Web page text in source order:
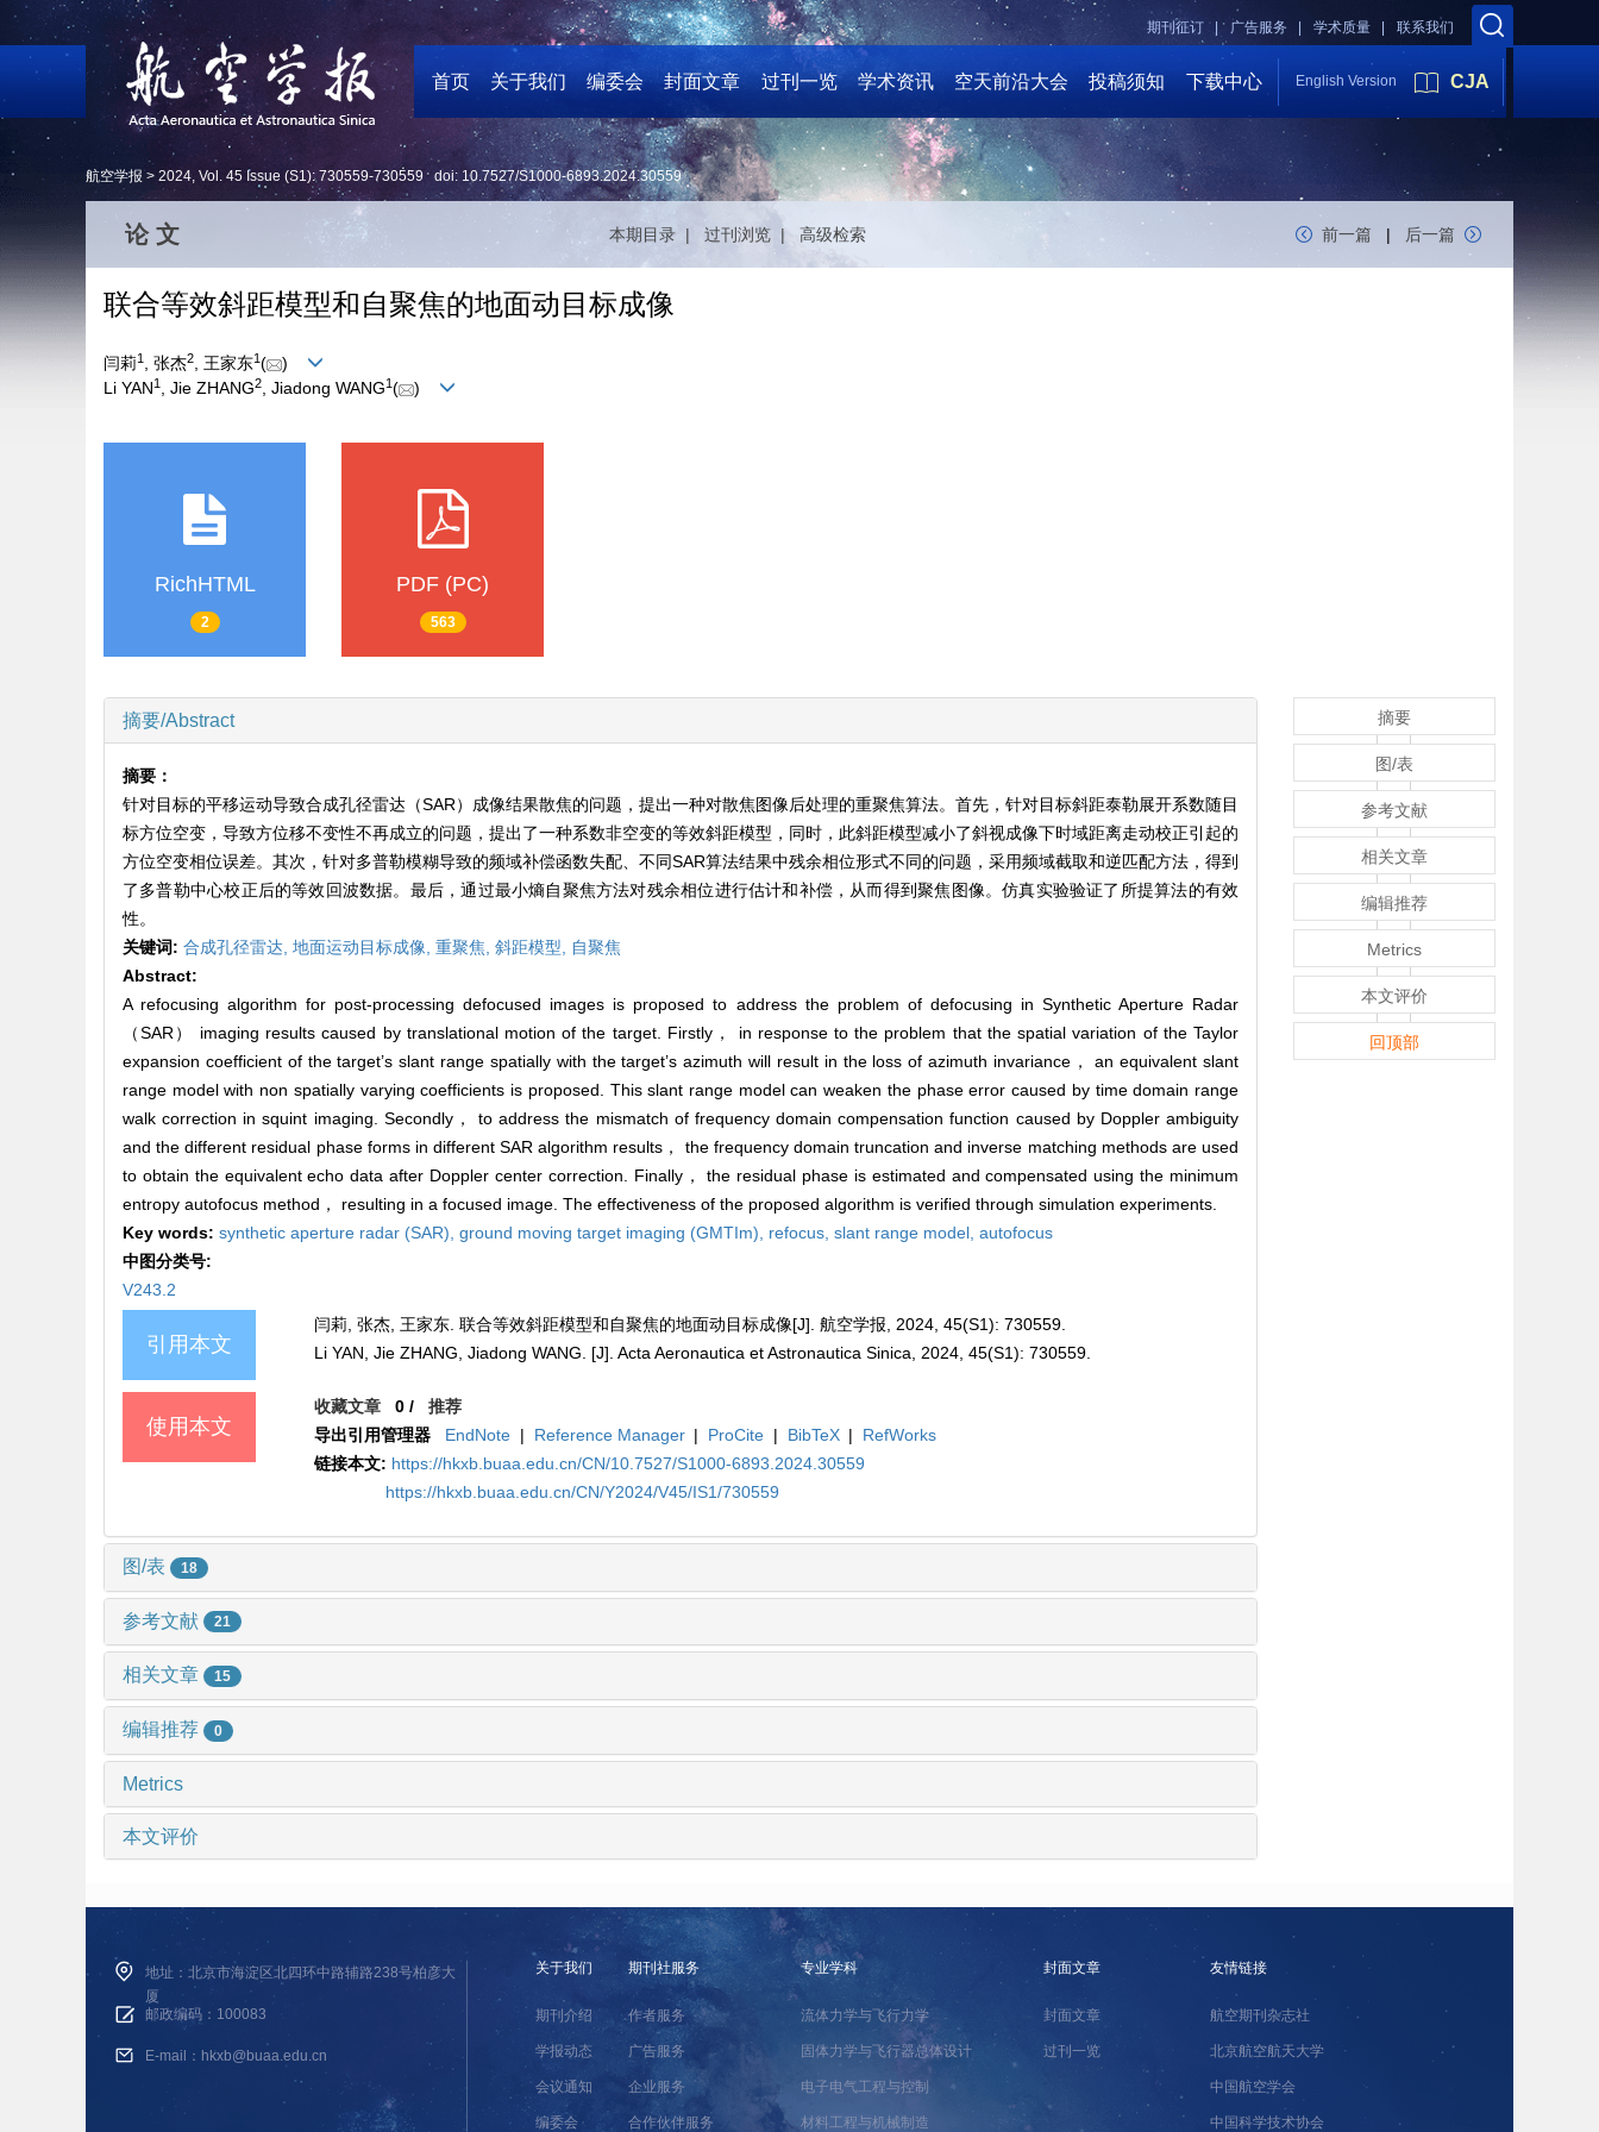
联系我们
学术质量 |
广告服务 |
期刊征订 |
首页 关于我们 编委会 封面文章 过刊一览 学术资讯 空天前沿大会 投稿须知 下载中心 English Version CJA
航空学报 > 2024, Vol. 45 Issue (S1): 730559-730559 doi: 10.7527/S1000-6893.2024.30559
论 文 本期目录 | 过刊浏览 | 高级检索 前一篇 | 后一篇
联合等效斜距模型和自聚焦的地面动目标成像
闫莉1 , 张杰2, 王家东1(
)
Li YAN1 , Jie ZHANG2, Jiadong WANG1( )
RichHTML
2
PDF (PC)
563
摘要/Abstract
摘要：
针对目标的平移运动导致合成孔径雷达（SAR）成像结果散焦的问题，提出一种对散焦图像后处理的重聚焦算法。首先，针对目标斜距泰勒展开系数随目
标方位空变，导致方位移不变性不再成立的问题，提出了一种系数非空变的等效斜距模型，同时，此斜距模型减小了斜视成像下时域距离走动校正引起的
方位空变相位误差。其次，针对多普勒模糊导致的频域补偿函数失配、不同SAR算法结果中残余相位形式不同的问题，采用频域截取和逆匹配方法，得到
了多普勒中心校正后的等效回波数据。最后，通过最小熵自聚焦方法对残余相位进行估计和补偿，从而得到聚焦图像。仿真实验验证了所提算法的有效
性。
关键词: 合成孔径雷达, 地面运动目标成像, 重聚焦, 斜距模型,
自聚焦
Abstract:
A refocusing algorithm for post-processing defocused images is proposed to address the problem of defocusing in Synthetic Aperture Radar
（SAR） imaging results caused by translational motion of the target. Firstly， in response to the problem that the spatial variation of the Taylor
expansion coefficient of the target’s slant range spatially with the target’s azimuth will result in the loss of azimuth invariance， an equivalent slant
range model with non spatially varying coefficients is proposed. This slant range model can weaken the phase error caused by time domain range
walk correction in squint imaging. Secondly， to address the mismatch of frequency domain compensation function caused by Doppler ambiguity
and the different residual phase forms in different SAR algorithm results， the frequency domain truncation and inverse matching methods are used
to obtain the equivalent echo data after Doppler center correction. Finally， the residual phase is estimated and compensated using the minimum
entropy autofocus method， resulting in a focused image. The effectiveness of the proposed algorithm is verified through simulation experiments.
Key words: synthetic aperture radar (SAR), ground moving target imaging (GMTIm), refocus, slant range model, autofocus
中图分类号:
V243.2
引用本文
闫莉, 张杰, 王家东. 联合等效斜距模型和自聚焦的地面动目标成像[J]. 航空学报, 2024, 45(S1): 730559.
Li YAN, Jie ZHANG, Jiadong WANG. [J]. Acta Aeronautica et Astronautica Sinica, 2024, 45(S1): 730559.
使用本文
收藏文章 0 /推荐
导出引用管理器
EndNote | Reference Manager | ProCite | BibTeX |
RefWorks
链接本文: https://hkxb.buaa.edu.cn/CN/10.7527/S1000-6893.2024.30559
https://hkxb.buaa.edu.cn/CN/Y2024/V45/IS1/730559
图/表 18
参考文献 21
相关文章 15
编辑推荐 0
Metrics
本文评价
摘要
图/表
参考文献
相关文章
编辑推荐
Metrics
本文评价
回顶部
地址：北京市海淀区北四环中路辅路238号柏彦大
厦
邮政编码：100083
E-mail：hkxb@buaa.edu.cn
关于我们
期刊介绍
学报动态
会议通知
编委会
期刊社服务
作者服务
广告服务
企业服务
合作伙伴服务
专业学科
流体力学与飞行力学
固体力学与飞行器总体设计
电子电气工程与控制
材料工程与机械制造
封面文章
封面文章
过刊一览
友情链接
航空期刊杂志社
北京航空航天大学
中国航空学会
中国科学技术协会